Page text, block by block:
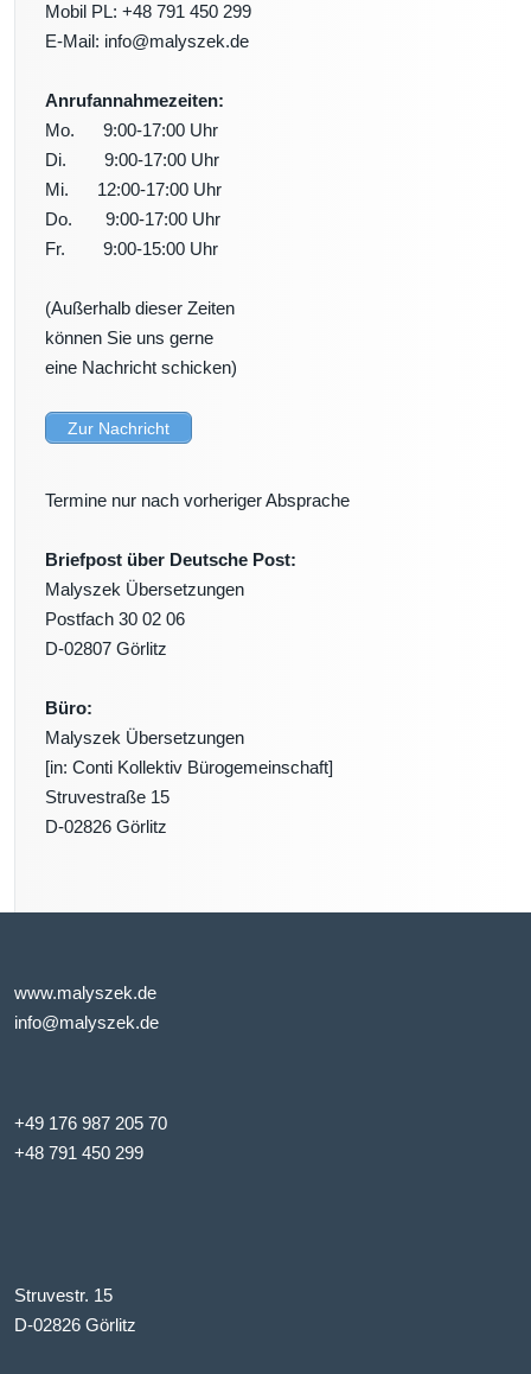
Mobil PL: +48 791 450 299
E-Mail: info@malyszek.de
Anrufannahmezeiten:
Mo. 9:00-17:00 Uhr
Di. 9:00-17:00 Uhr
Mi. 12:00-17:00 Uhr
Do. 9:00-17:00 Uhr
Fr. 9:00-15:00 Uhr
(Außerhalb dieser Zeiten
können Sie uns gerne
eine Nachricht schicken)
Zur Nachricht
Termine nur nach vorheriger Absprache
Briefpost über Deutsche Post:
Malyszek Übersetzungen
Postfach 30 02 06
D-02807 Görlitz
Büro:
Malyszek Übersetzungen
[in: Conti Kollektiv Bürogemeinschaft]
Struvestraße 15
D-02826 Görlitz
www.malyszek.de
info@malyszek.de
+49 176 987 205 70
+48 791 450 299
Struvestr. 15
D-02826 Görlitz